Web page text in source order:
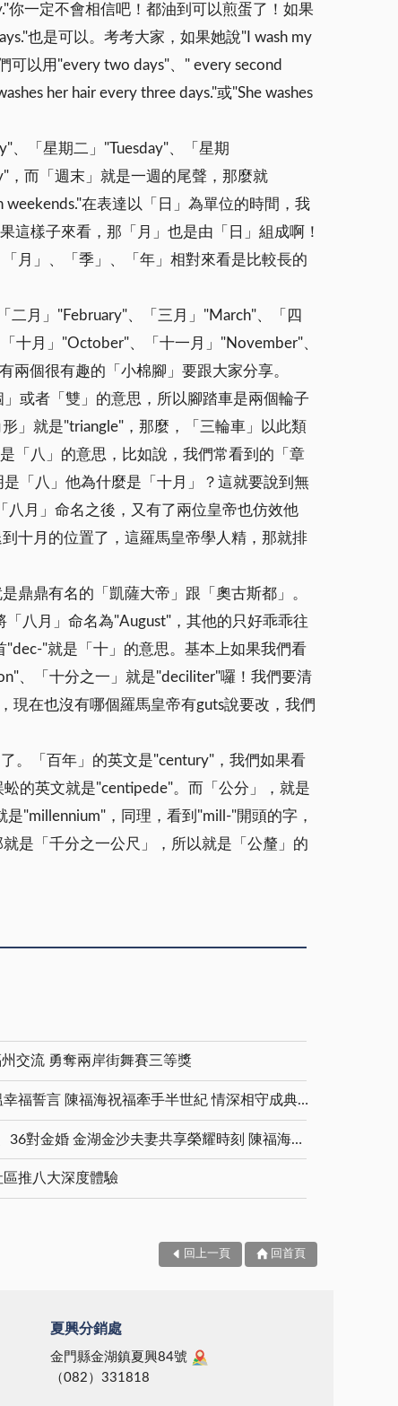
你一定不會相信吧！都油到可以煎蛋了！如果
也是可以。考考大家，如果她說"I wash my
可以用"every two days"、" every second
her hair every three days."或"She washes
、「星期二」"Tuesday"、「星期
，而「週末」就是一週的尾聲，那麼就
在表達以「日」為單位的時間，我
這樣子來看，那「月」也是由「日」組成啊！
月」、「季」、「年」相對來看是比較長的
二月」"February"、「三月」"March"、「四
十月」"October"、「十一月」"November"、
兩個很有趣的「小棉腳」要跟大家分享。
或者「雙」的意思，所以腳踏車是兩個輪子
」就是"triangle"，那麼，「三輪車」以此類
「八」的意思，比如說，我們常看到的「章
「八」他為什麼是「十月」？這就要說到無
月」命名之後，又有了兩位皇帝也仿效他
十月的位置了，這羅馬皇帝學人精，那就排
鼎鼎有名的「凱薩大帝」跟「奧古斯都」。
八月」命名為"August"，其他的只好乖乖往
"就是「十」的意思。基本上如果我們看
、「十分之一」就是"deciliter"囉！我們要清
現在也沒有哪個羅馬皇帝有guts說要改，我們
。「百年」的英文是"century"，我們如果看
的英文就是"centipede"。而「公分」，就是
"millennium"，同理，看到"mill-"開頭的字，
是「千分之一公尺」，所以就是「公釐」的
交流 勇奪兩岸街舞賽三等獎
金鑽婚夫妻重披婚紗 重溫幸福誓言 陳福海祝福牽手半世紀 情深相守成典範
5對白金婚、11對鑽石婚、36對金婚 金湖金沙夫妻共享榮耀時刻 陳福海表揚金鑽婚夫妻 向半世紀相守家庭典範致敬
推八大深度體驗
回上一頁 回首頁
夏興分銷處
金門縣金湖鎮夏興84號
（082）331818